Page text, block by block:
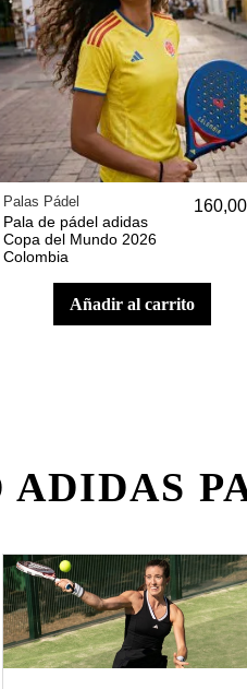
Palas Pádel
Pala de pádel adidas
Copa del Mundo 2026
Colombia
añadir al carrito